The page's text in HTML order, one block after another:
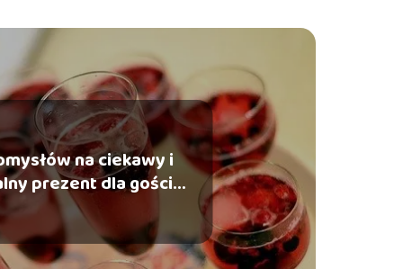
na ciekawy i
prezent dla gości
weselnych